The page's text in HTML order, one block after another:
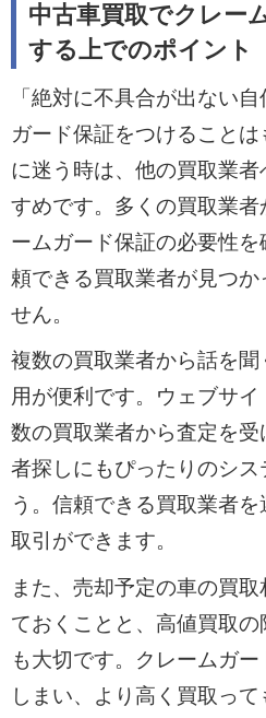
中古車買取でクレー
する上でのポイント
「絶対に不具合が出ない
ガード保証をつけること
に迷う時は、他の買取業
すめです。多くの買取業
ームガード保証の必要性
頼できる買取業者が見つ
せん。
複数の買取業者から話を聞
用が便利です。ウェブサ
数の買取業者から査定を
者探しにもぴったりのシス
う。信頼できる買取業者
取引ができます。
また、売却予定の車の買
ておくことと、高値買取
も大切です。クレームガ
しまい、より高く買取っ